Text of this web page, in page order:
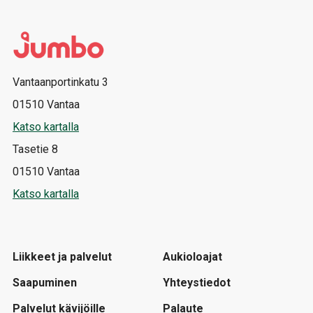
Vantaanportinkatu 3
01510 Vantaa
Katso kartalla
Tasetie 8
01510 Vantaa
Katso kartalla
Liikkeet ja palvelut
Saapuminen
Palvelut kävijöille
Aukioloajat
Yhteystiedot
Palaute